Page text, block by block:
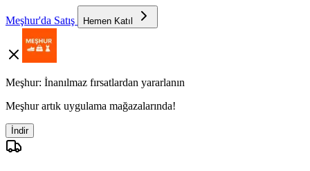
Meşhur'da Satış Hemen Katıl
Meşhur: İnanılmaz fırsatlardan yararlanın
Meşhur artık uygulama mağazalarında!
İndir